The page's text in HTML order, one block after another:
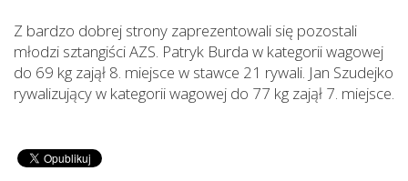
Z bardzo dobrej strony zaprezentowali się pozostali
młodzi sztangiści AZS. Patryk Burda w kategorii wagowej
do 69 kg zajął 8. miejsce w stawce 21 rywali. Jan Szudejko
rywalizujący w kategorii wagowej do 77 kg zajął 7. miejsce.